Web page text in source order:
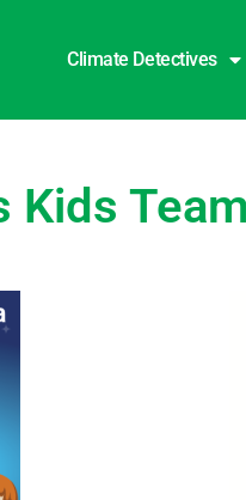
Climate Detectives
Kids